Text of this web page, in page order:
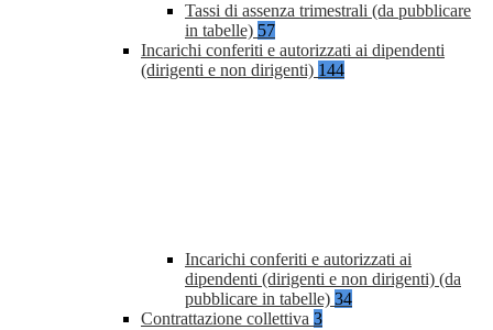
Tassi di assenza trimestrali (da pubblicare
in tabelle) 57
Incarichi conferiti e autorizzati ai dipendenti
(dirigenti e non dirigenti) 144
Incarichi conferiti e autorizzati ai
dipendenti (dirigenti e non dirigenti) (da
pubblicare in tabelle) 34
Contrattazione collettiva 3